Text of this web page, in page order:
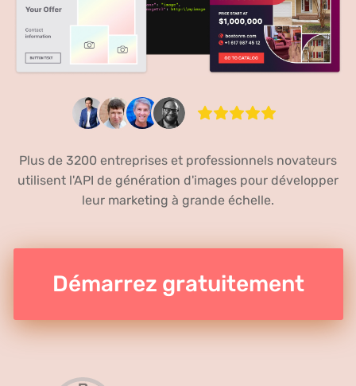
Plus de 3200 entreprises et professionnels novateurs
utilisent l'API de génération d'images pour développer
leur marketing à grande échelle.
Démarrez gratuitement